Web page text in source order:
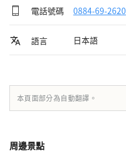
電話號碼 0884-69-2620
語言 日本語
本頁面部分為自動翻譯。
周邊景點